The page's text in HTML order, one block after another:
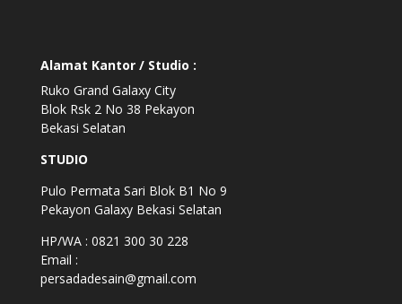
Alamat Kantor / Studio :
Ruko Grand Galaxy City
Blok Rsk 2 No 38 Pekayon
Bekasi Selatan
STUDIO
Pulo Permata Sari Blok B1 No 9
Pekayon Galaxy Bekasi Selatan
HP/WA : 0821 300 30 228
Email :
persadadesain@gmail.com